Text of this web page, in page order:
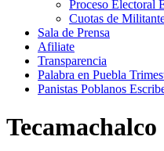
Proceso Electoral
Cuotas de
Sala de Prensa
Afiliate
Transparencia
Palabra en Puebla
Panistas Poblanos
Tecamachalco